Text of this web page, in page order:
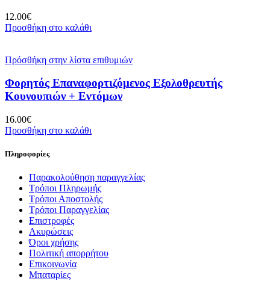
12.00€
Προσθήκη στο καλάθι
Πρόσθήκη στην λίστα επιθυμιών
Φορητός Επαναφορτιζόμενος Εξολοθρευτής
Κουνουπιών + Εντόμων
16.00€
Προσθήκη στο καλάθι
Πληροφορίες
Παρακολούθηση παραγγελίας
Τρόποι Πληρωμής
Τρόποι Αποστολής
Τρόποι Παραγγελίας
Επιστροφές
Ακυρώσεις
Όροι χρήσης
Πολιτική απορρήτου
Επικοινωνία
Μπαταρίες